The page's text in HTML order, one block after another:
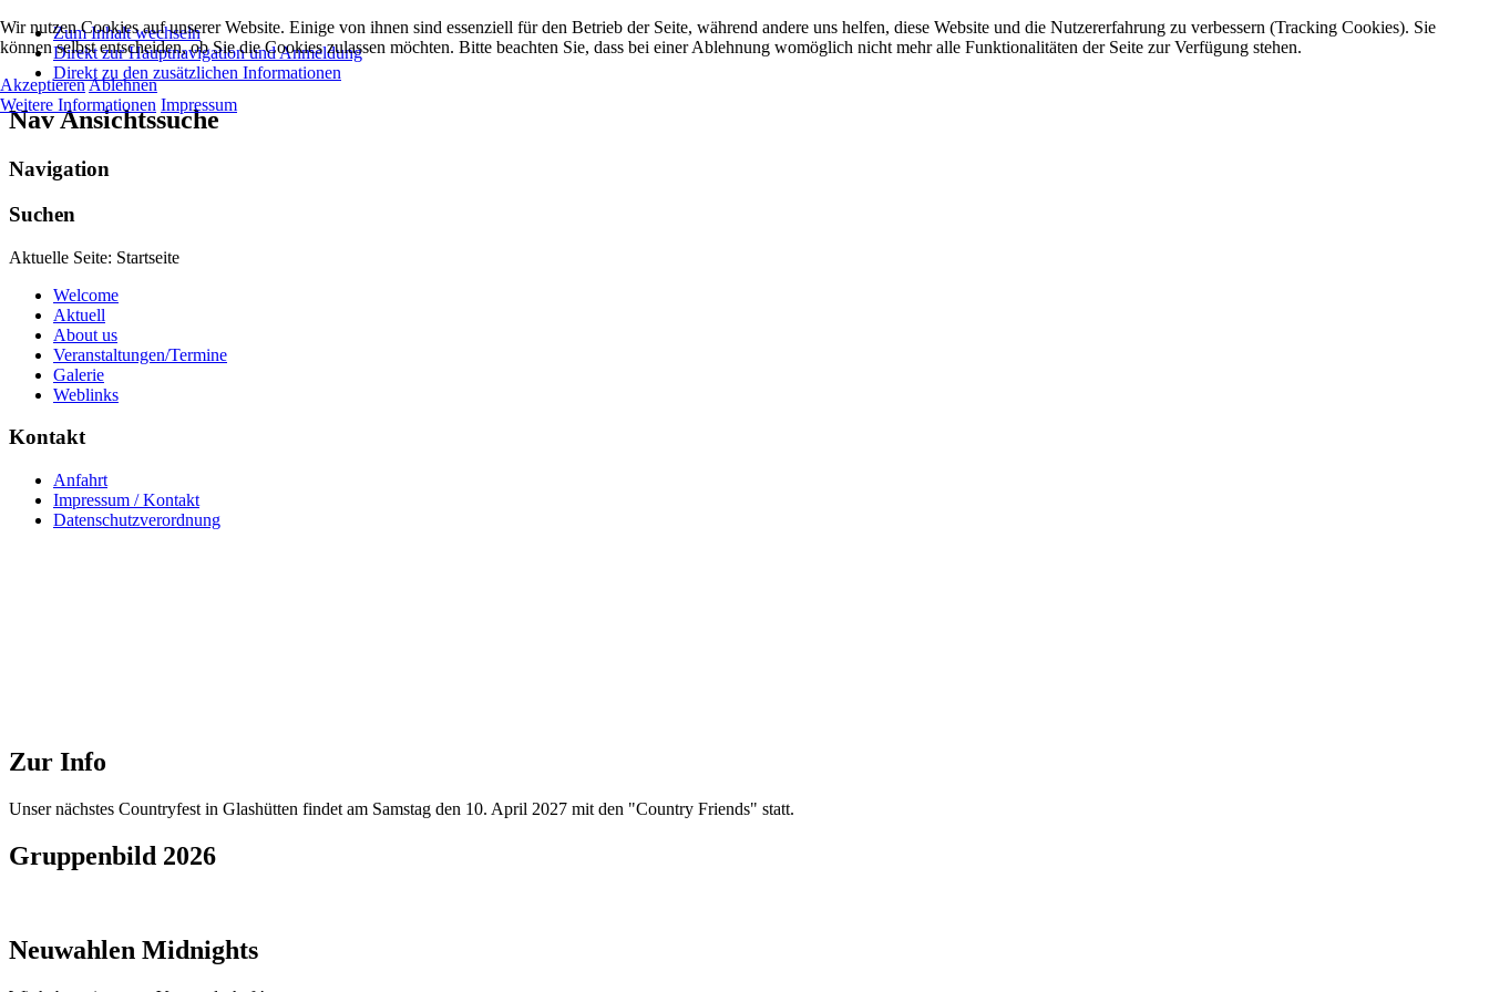
Zum Inhalt wechseln
Direkt zur Hauptnavigation und Anmeldung
Direkt zu den zusätzlichen Informationen
Nav Ansichtssuche
Navigation
Suchen
Aktuelle Seite: Startseite
Welcome
Aktuell
About us
Veranstaltungen/Termine
Galerie
Weblinks
Kontakt
Anfahrt
Impressum / Kontakt
Datenschutzverordnung
Zur Info
Unser nächstes Countryfest in Glashütten findet am Samstag den 10. April 2027 mit den "Country Friends" statt.
Gruppenbild 2026
Neuwahlen Midnights
Wir nutzen Cookies auf unserer Website. Einige von ihnen sind essenziell für den Betrieb der Seite, während andere uns helfen, diese Website und die Nutzererfahrung zu verbessern (Tracking Cookies). Sie
können selbst entscheiden, ob Sie die Cookies zulassen möchten. Bitte beachten Sie, dass bei einer Ablehnung womöglich nicht mehr alle Funktionalitäten der Seite zur Verfügung stehen.
AkzeptierenAblehnen
Weitere Informationen Impressum